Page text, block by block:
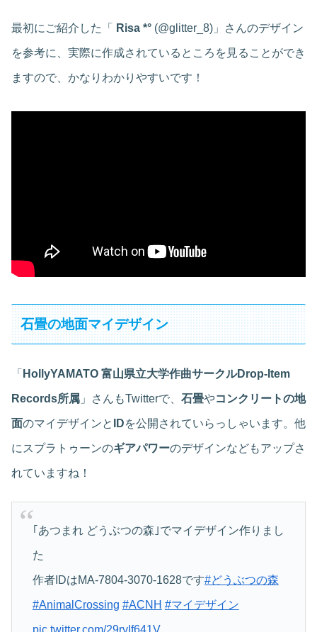
最初にご紹介した「 Risa *° (@glitter_8)」さんのデザイン
を参考に、実際に作成されているところを見ることができ
ますので、かなりわかりやすいです！
石畳の地面マイデザイン
「 HollyYAMATO 富山県立大学作曲サークルDrop-Item
Records所属 」さんもTwitterで、 石畳やコンクリートの地
面のマイデザインと IDを公開されていらっしゃいます。他
にスプラトゥーンのギアパワーのデザインなどもアップさ
れていますね！
｢あつまれ どうぶつの森｣でマイデザイン作りまし
た
作者IDはMA-7804-3070-1628です#どうぶつの森
#AnimalCrossing #ACNH #マイデザイン